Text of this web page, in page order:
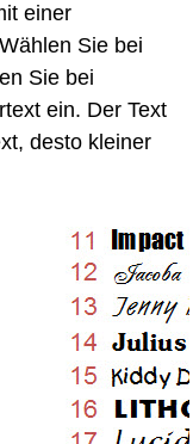
einer
Sie bei
Sie bei
ein. Der Text
desto kleiner